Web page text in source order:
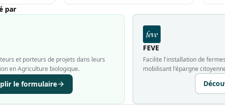
par
et porteurs de projets dans leurs
en Agriculture biologique.
le formulaire
FEVE
Facilite l'installation de
mobilisant l'épargne